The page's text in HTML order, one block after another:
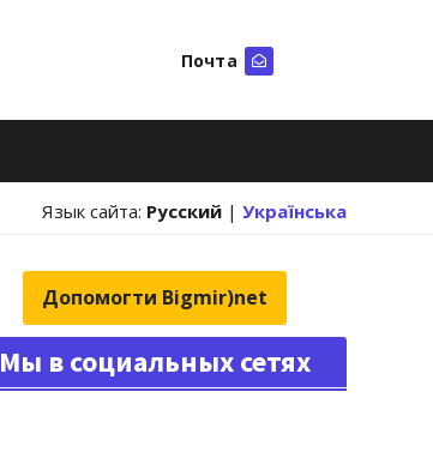
Почта
Язык сайта: Русский | Українська
Допомогти Bigmir)net
Мы в социальных сетях